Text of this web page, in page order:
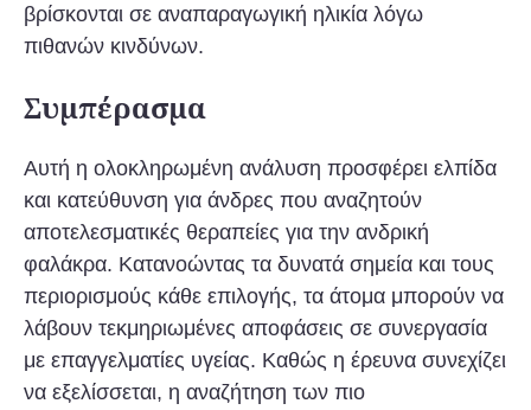
βρίσκονται σε αναπαραγωγική ηλικία λόγω
πιθανών κινδύνων.
Συμπέρασμα
Αυτή η ολοκληρωμένη ανάλυση προσφέρει ελπίδα
και κατεύθυνση για άνδρες που αναζητούν
αποτελεσματικές θεραπείες για την ανδρική
φαλάκρα. Κατανοώντας τα δυνατά σημεία και τους
περιορισμούς κάθε επιλογής, τα άτομα μπορούν να
λάβουν τεκμηριωμένες αποφάσεις σε συνεργασία
με επαγγελματίες υγείας. Καθώς η έρευνα συνεχίζει
να εξελίσσεται, η αναζήτηση των πιο